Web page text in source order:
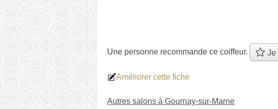
Une personne recommande ce coiffeur. Je
Améliorer cette fiche
Autres salons à Gournay-sur-Marne